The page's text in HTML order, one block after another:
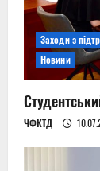
Заходи з
Новини
ЧФКТД